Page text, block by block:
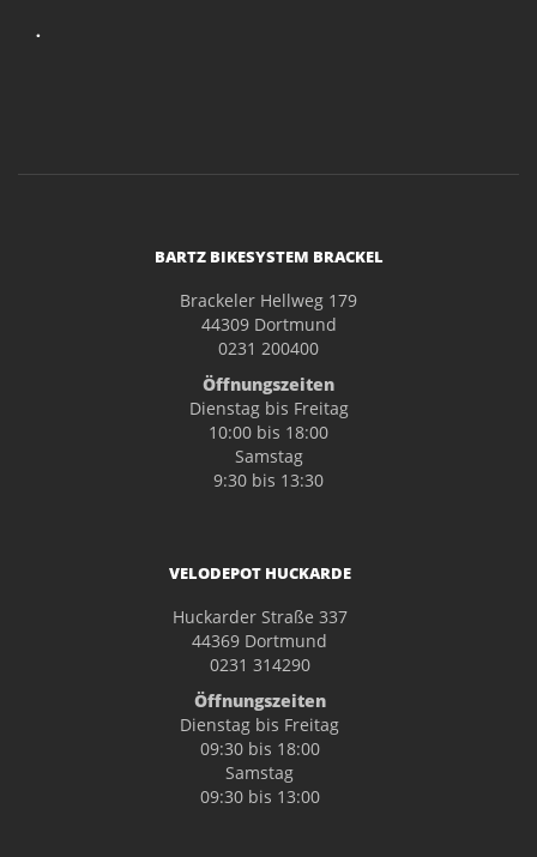
.
BARTZ BIKESYSTEM BRACKEL
Brackeler Hellweg 179
44309 Dortmund
0231 200400
Öffnungszeiten
Dienstag bis Freitag
10:00 bis 18:00
Samstag
9:30 bis 13:30
VELODEPOT HUCKARDE
Huckarder Straße 337
44369 Dortmund
0231 314290
Öffnungszeiten
Dienstag bis Freitag
09:30 bis 18:00
Samstag
09:30 bis 13:00